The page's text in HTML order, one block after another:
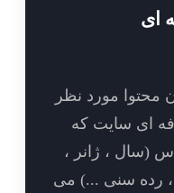
نظر
که
،
...) می